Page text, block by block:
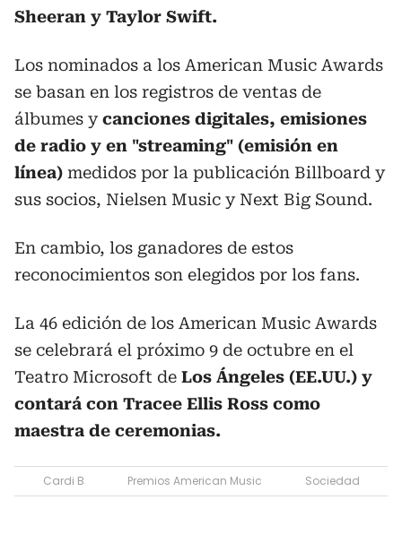
Sheeran y Taylor Swift.
Los nominados a los American Music Awards
se basan en los registros de ventas de
álbumes ycanciones digitales, emisiones
de radio y en "streaming" (emisión en
línea) medidos por la publicación Billboard y
sus socios, Nielsen Music y Next Big Sound.
En cambio, los ganadores de estos
reconocimientos son elegidos por los fans.
La 46 edición de los American Music Awards
se celebrará el próximo 9 de octubre en el
Teatro Microsoft de Los Ángeles (EE.UU.) y
contará con Tracee Ellis Ross como
maestra de ceremonias.
Cardi B Premios American Music Sociedad